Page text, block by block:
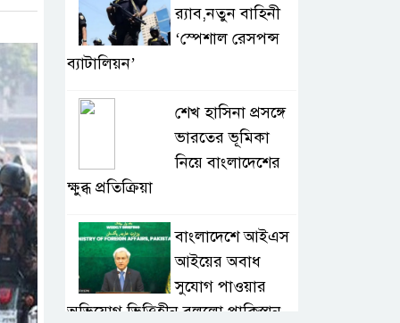
র‍্যাব,নতুন বাহিনী
‘স্পেশাল রেসপন্স
ব্যাটালিয়ন’
শেখ হাসিনা প্রসঙ্গে
ভারতের ভূমিকা
নিয়ে বাংলাদেশের
ক্ষুব্ধ প্রতিক্রিয়া
বাংলাদেশে আইএস
আইয়ের অবাধ
সুযোগ পাওয়ার
অভিযোগ ভিত্তিহীন বললো পাকিস্তান